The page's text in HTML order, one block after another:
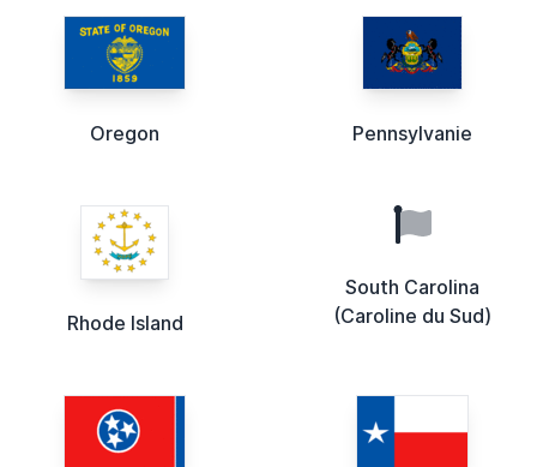
Oregon Pennsylvanie
Rhode Island
South Carolina
(Caroline du Sud)